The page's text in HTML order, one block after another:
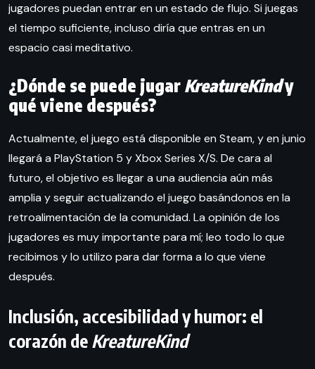
jugadores puedan entrar en un estado de flujo. Si juegas
el tiempo suficiente, incluso diría que entras en un
espacio casi meditativo.
¿Dónde se puede jugar KreatureKindy
qué viene después?
Actualmente, el juego está disponible en Steam, y en junio
llegará a PlayStation 5 y Xbox Series X/S. De cara al
futuro, el objetivo es llegar a una audiencia aún más
amplia y seguir actualizando el juego basándonos en la
retroalimentación de la comunidad. La opinión de los
jugadores es muy importante para mí; leo todo lo que
recibimos y lo utilizo para dar forma a lo que viene
después.
Inclusión, accesibilidad y humor: el
corazón deKreatureKind